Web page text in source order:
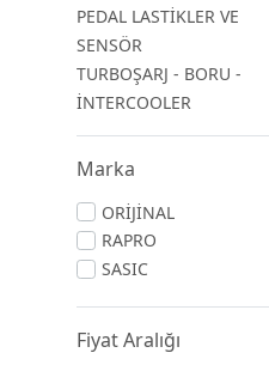
PEDAL LASTİKLER VE
SENSÖR
TURBOŞARJ - BORU -
İNTERCOOLER
Marka
ORİJİNAL
RAPRO
SASIC
Fiyat Aralığı